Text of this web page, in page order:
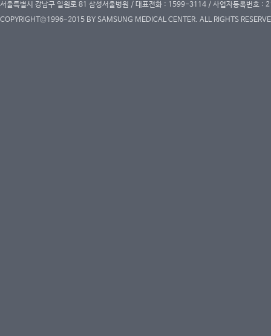
서울특별시 강남구 일원로 81 삼성서울병원 / 대표전화 : 1599-3114 / 사업자등록번호
COPYRIGHT©1996-2015 BY SAMSUNG MEDICAL CENTER. ALL RIGHTS